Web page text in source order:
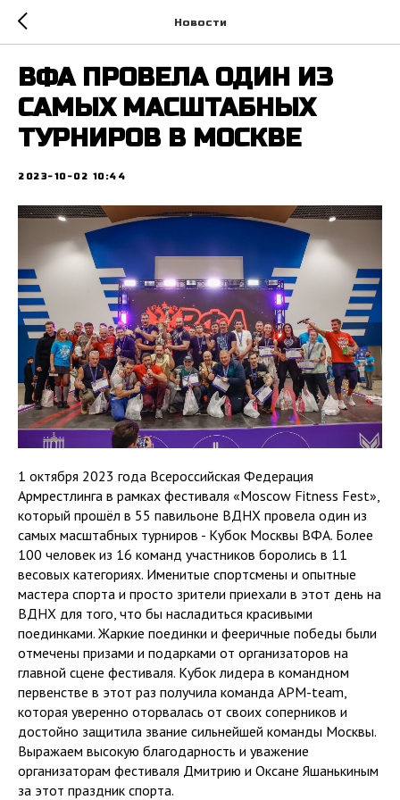
Новости
ВФА ПРОВЕЛА ОДИН ИЗ
САМЫХ МАСШТАБНЫХ
ТУРНИРОВ В МОСКВЕ
2023-10-02 10:44
1 октября 2023 года Всероссийская Федерация
Армрестлинга в рамках фестиваля «Moscow Fitness Fest»,
который прошёл в 55 павильоне ВДНХ провела один из
самых масштабных турниров - Кубок Москвы ВФА. Более
100 человек из 16 команд участников боролись в 11
весовых категориях. Именитые спортсмены и опытные
мастера спорта и просто зрители приехали в этот день на
ВДНХ для того, что бы насладиться красивыми
поединками. Жаркие поединки и фееричные победы были
отмечены призами и подарками от организаторов на
главной сцене фестиваля. Кубок лидера в командном
первенстве в этот раз получила команда APM-team,
которая уверенно оторвалась от своих соперников и
достойно защитила звание сильнейшей команды Москвы.
Выражаем высокую благодарность и уважение
организаторам фестиваля Дмитрию и Оксане Яшанькиным
за этот праздник спорта.